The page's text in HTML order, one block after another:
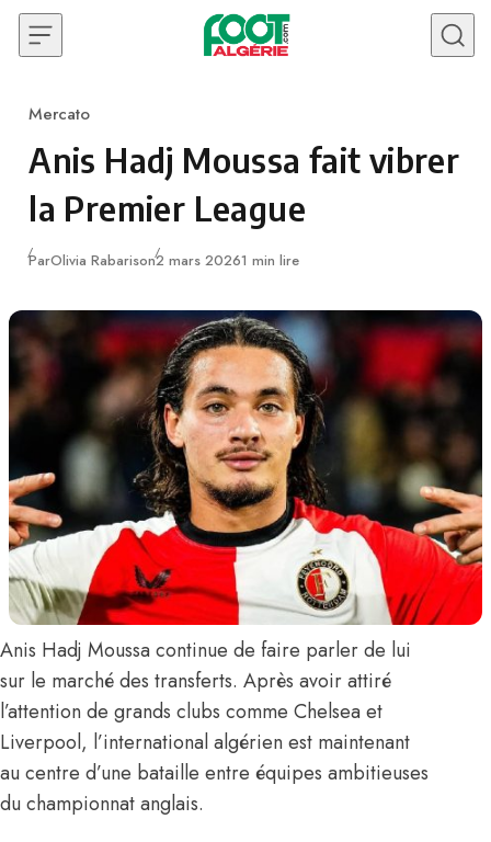
Skip to content
Category
Mercato
Anis Hadj Moussa fait vibrer
la Premier League
ParOlivia RabarisonPublié
2 mars 20261 min lire
Anis Hadj Moussa continue de faire parler de lui
sur le marché des transferts. Après avoir attiré
l’attention de grands clubs comme Chelsea et
Liverpool, l’international algérien est maintenant
au centre d’une bataille entre équipes ambitieuses
du championnat anglais.